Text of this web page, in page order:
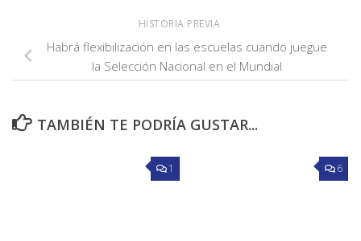
HISTORIA PREVIA
Habrá flexibilización en las escuelas cuando juegue
la Selección Nacional en el Mundial
TAMBIÉN TE PODRÍA GUSTAR...
1 6